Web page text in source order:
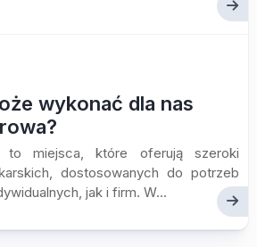
wykonać dla nas
to miejsca, które oferują szeroki
dostosowanych do potrzeb
jak i firm. W...